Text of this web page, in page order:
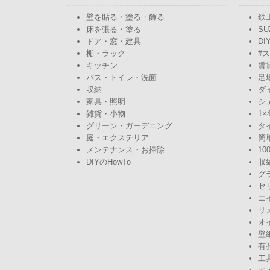
壁を貼る・塗る・飾る
床を張る・塗る
ドア・窓・建具
棚・ラック
キッチン
バス・トイレ・洗面
収納
家具・照明
雑貨・小物
グリーン・ガーデニング
庭・エクステリア
メンテナンス・お掃除
DIYのHowTo
鉄
#
賃
足
ダ
シ
タ
簡
収
グ
セ
エ
リ
オ
壁
有
工